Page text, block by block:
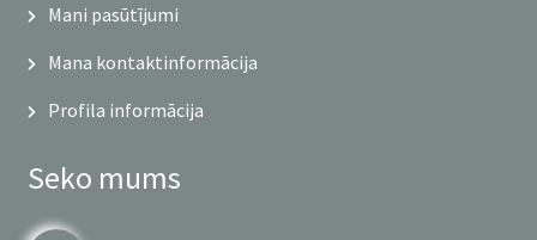
Mani pasūtījumi
Mana kontaktinformācija
Profila informācija
Seko mums